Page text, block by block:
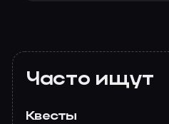
Часто ищут
Квесты